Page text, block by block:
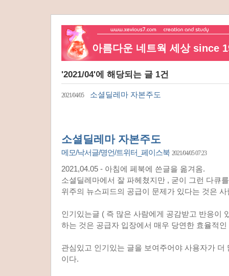
아름다운 네트웍 세상 since
'2021/04'에 해당되는 글 1건
2021/04/05 소셜딜레마 자본주도
소셜딜레마 자본주도
메모/낙서글/명언/트위터_페이스북 2021/04/05 07:23
2021,04.05 - 아침에 페북에 쓴글을 옮겨옴.
소셜딜레마에서 잘 파헤쳤지만 , 굳이 그런 다큐
위주의 뉴스피드의 공급이 문제가 있다는 것은
인기있는글 ( 즉 많은 사람에게 공감받고 반응이
하는 것은 공급자 입장에서 매우 당연한 효율적
관심있고 인기있는 글을 보여주어야 사용자가 더
이다.